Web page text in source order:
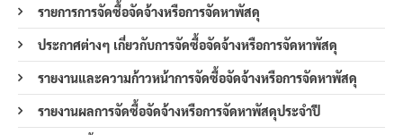
รายการการจัดซื้อจัดจ้างหรือการจัดหาพัสดุ
ประกาศต่างๆ เกี่ยวกับการจัดซื้อจัดจ้างหรือการจัดหาพัสดุ
รายงานและความก้าวหน้าการจัดซื้อจัดจ้างหรือการจัดหาพัสดุ
รายงานผลการจัดซื้อจัดจ้างหรือการจัดหาพัสดุประจำปี